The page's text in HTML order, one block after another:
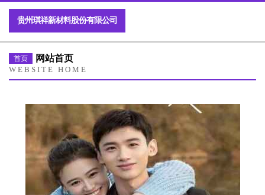
贵州琪祥新材料股份有限公司
首页 网站首页
WEBSITE HOME